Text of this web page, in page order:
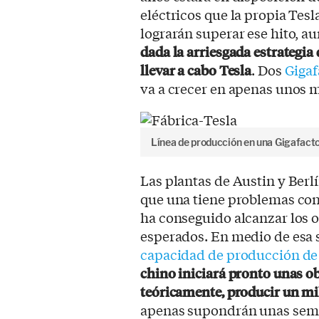
eléctricos que la propia
lograrán superar ese hito,
dada la arriesgada
llevar a cabo Tesla. Dos
va a crecer en apenas unos
Línea de producción en una
Las plantas de Austin y
que una tiene problemas
ha conseguido alcanzar
esperados. En medio de
capacidad de producción
chino iniciará pronto unas
teóricamente, producir un
apenas supondrán unas